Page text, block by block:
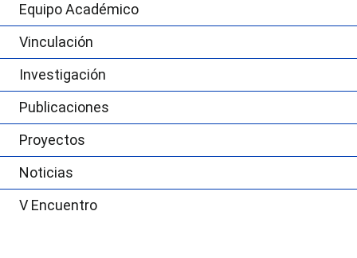
Equipo Académico
Vinculación
Investigación
Publicaciones
Proyectos
Noticias
V Encuentro